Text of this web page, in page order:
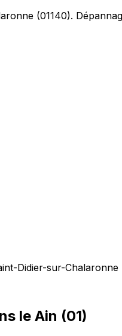
(01140).
Didier-sur-Chalaronne
le Ain (01)